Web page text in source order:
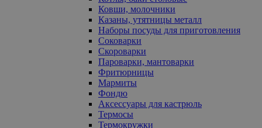
Ковши, молочники
Казаны, утятницы металл
Наборы посуды для приготовления
Соковарки
Скороварки
Пароварки, мантоварки
Фритюрницы
Мармиты
Фондю
Аксессуары для кастрюль
Термосы
Термокружки